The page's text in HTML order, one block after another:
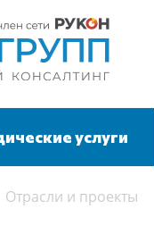
услуги
Отрасли и проекты